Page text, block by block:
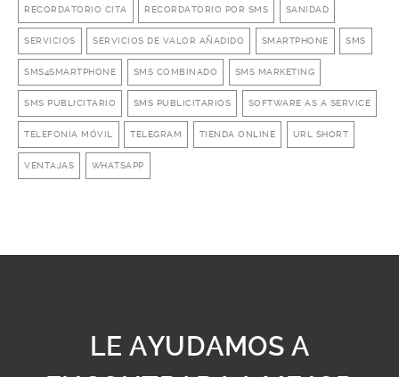
RECORDATORIO CITA RECORDATORIO POR SMS SANIDAD
SERVICIOS SERVICIOS DE VALOR AÑADIDO SMARTPHONE SMS
SMS4SMARTPHONE SMS COMBINADO SMS MARKETING
SMS PUBLICITARIO SMS PUBLICITARIOS SOFTWARE AS A SERVICE
TELEFONÍA MÓVIL TELEGRAM TIENDA ONLINE URL SHORT
VENTAJAS WHATSAPP
LE AYUDAMOS A